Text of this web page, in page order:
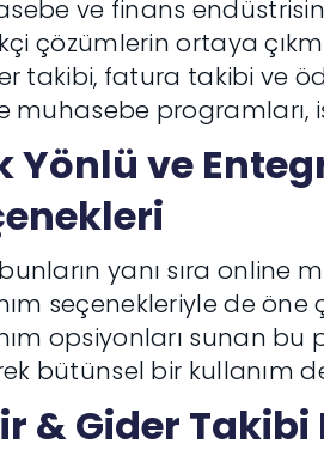
ve finans
çözümlerin ortaya
takibi, fatura takibi ve
muhasebe programları,
Yönlü ve
yanı sıra online
seçenekleriyle de öne
opsiyonları sunan
bütünsel bir kullanım
& Gider